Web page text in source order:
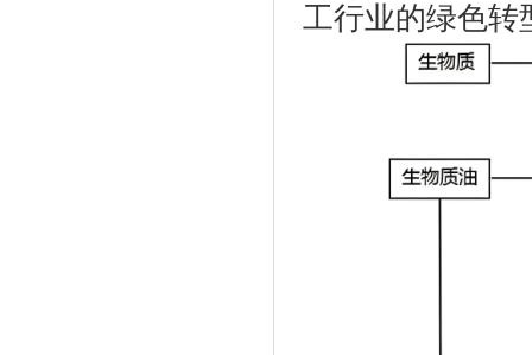
工行业的绿色转